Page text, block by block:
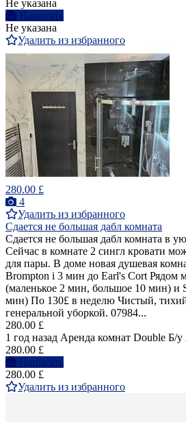
Не указана
Написать
Не указана
Удалить из избранного
280.00 £
4
Удалить из избранного
Сдается не большая дабл комната
Сдается не большая дабл комната в
Сейчас в комнате 2 сингл кровати
для пары. В доме новая душевая
Brompton i 3 мин до Earl's Cort Рядом
(маленькое 2 мин, большое 10 мин) и
мин) По 130£ в неделю Чистый,
генеральной уборкой. 07984...
280.00 £
1 год назад Аренда комнат Double Б/у
280.00 £
Написать
280.00 £
Удалить из избранного